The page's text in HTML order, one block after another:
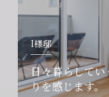
I様邸
日々暮らして
りを感じます。